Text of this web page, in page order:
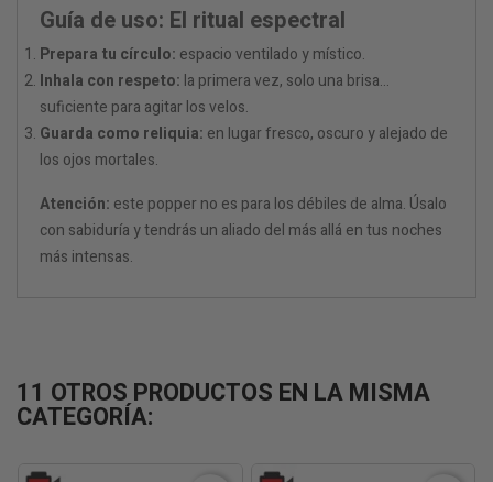
Guía de uso: El ritual espectral
Prepara tu círculo: espacio ventilado y místico.
Inhala con respeto: la primera vez, solo una brisa...
suficiente para agitar los velos.
Guarda como reliquia: en lugar fresco, oscuro y alejado de
los ojos mortales.
Atención: este popper no es para los débiles de alma. Úsalo
con sabiduría y tendrás un aliado del más allá en tus noches
más intensas.
11 OTROS PRODUCTOS EN LA MISMA
CATEGORÍA: